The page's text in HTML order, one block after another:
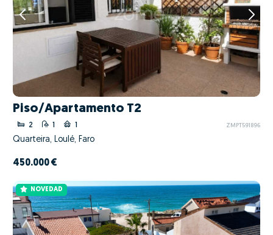
Piso/Apartamento T2
2 1 1 ZMPT591896
Quarteira, Loulé, Faro
450.000 €
NOVEDAD